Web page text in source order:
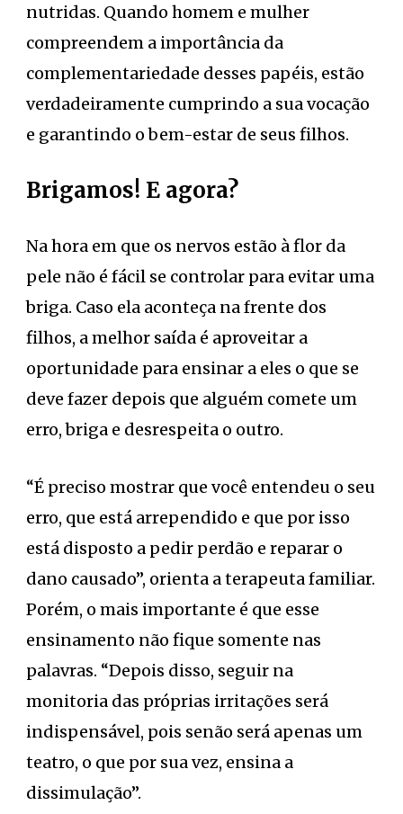
nutridas. Quando homem e mulher
compreendem a importância da
complementariedade desses papéis, estão
verdadeiramente cumprindo a sua vocação
e garantindo o bem-estar de seus filhos.
Brigamos! E agora?
Na hora em que os nervos estão à flor da
pele não é fácil se controlar para evitar uma
briga. Caso ela aconteça na frente dos
filhos, a melhor saída é aproveitar a
oportunidade para ensinar a eles o que se
deve fazer depois que alguém comete um
erro, briga e desrespeita o outro.
“É preciso mostrar que você entendeu o seu
erro, que está arrependido e que por isso
está disposto a pedir perdão e reparar o
dano causado”, orienta a terapeuta familiar.
Porém, o mais importante é que esse
ensinamento não fique somente nas
palavras. “Depois disso, seguir na
monitoria das próprias irritações será
indispensável, pois senão será apenas um
teatro, o que por sua vez, ensina a
dissimulação”.